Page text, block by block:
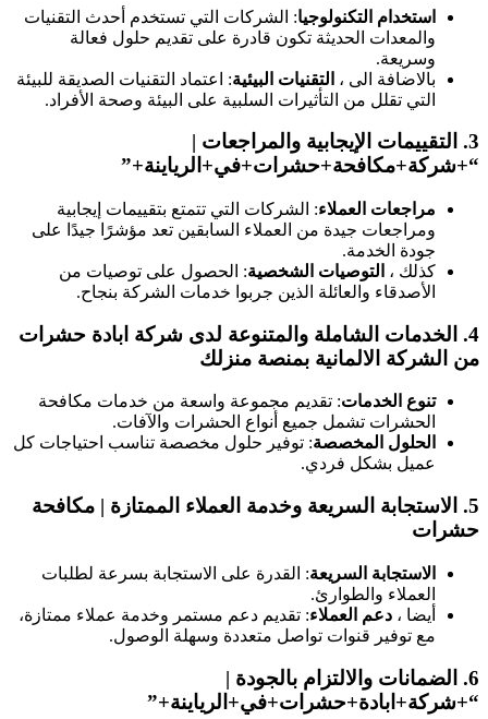
استخدام التكنولوجيا: الشركات التي تستخدم أحدث التقنيات
والمعدات الحديثة تكون قادرة على تقديم حلول فعالة
وسريعة.
بالاضافة الى ، التقنيات البيئية: اعتماد التقنيات الصديقة للبيئة
التي تقلل من التأثيرات السلبية على البيئة وصحة الأفراد.
3. التقييمات الإيجابية والمراجعات |
“+شركة+مكافحة+حشرات+في+الرياينة+”
مراجعات العملاء: الشركات التي تتمتع بتقييمات إيجابية
ومراجعات جيدة من العملاء السابقين تعد مؤشرًا جيدًا على
جودة الخدمة.
كذلك ، التوصيات الشخصية: الحصول على توصيات من
الأصدقاء والعائلة الذين جربوا خدمات الشركة بنجاح.
4. الخدمات الشاملة والمتنوعة لدى شركة ابادة حشرات
من الشركة الالمانية بمنصة منزلك
تنوع الخدمات: تقديم مجموعة واسعة من خدمات مكافحة
الحشرات تشمل جميع أنواع الحشرات والآفات.
الحلول المخصصة: توفير حلول مخصصة تناسب احتياجات كل
عميل بشكل فردي.
5. الاستجابة السريعة وخدمة العملاء الممتازة | مكافحة
حشرات
الاستجابة السريعة: القدرة على الاستجابة بسرعة لطلبات
العملاء والطوارئ.
أيضا ، دعم العملاء: تقديم دعم مستمر وخدمة عملاء ممتازة،
مع توفير قنوات تواصل متعددة وسهلة الوصول.
6. الضمانات والالتزام بالجودة |
“+شركة+ابادة+حشرات+في+الرياينة+”